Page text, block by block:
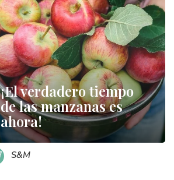
¡El verdadero tiempo
de las manzanas es
ahora!
S&M